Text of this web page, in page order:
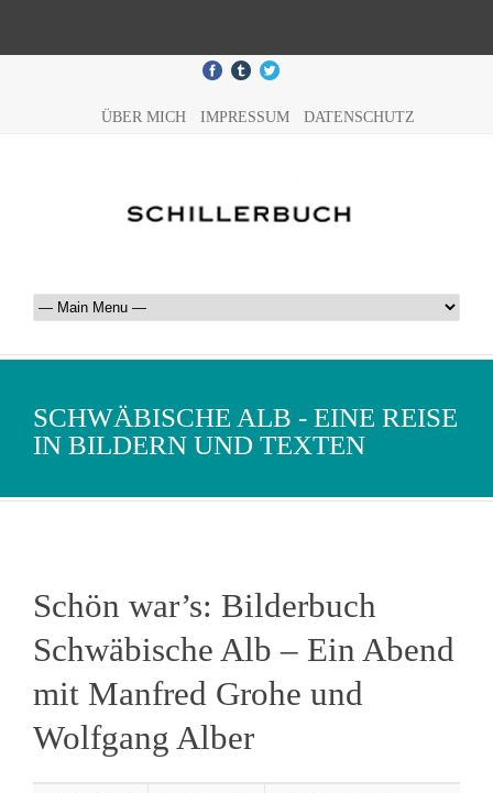
ÜBER MICH IMPRESSUM DATENSCHUTZ
SCHWÄBISCHE ALB - EINE REISE
IN BILDERN UND TEXTEN
Schön war’s: Bilderbuch
Schwäbische Alb – Ein Abend
mit Manfred Grohe und
Wolfgang Alber